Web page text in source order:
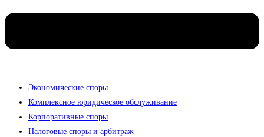
Экономические споры
Комплексное юридическое обслуживание
Корпоративные споры
Налоговые споры и арбитраж